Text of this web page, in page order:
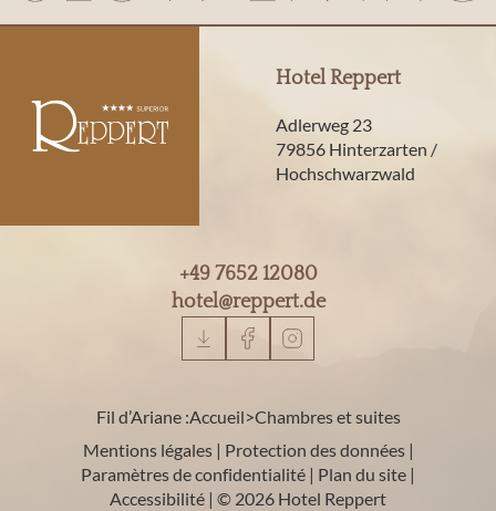
Hotel Reppert
Adlerweg 23
79856 Hinterzarten /
Hochschwarzwald
+49 7652 12080
hotel@reppert.de
Fil d’Ariane :Accueil>Chambres et suites
Mentions légales | Protection des données |
Paramètres de confidentialité | Plan du site |
Accessibilité | © 2026 Hotel Reppert